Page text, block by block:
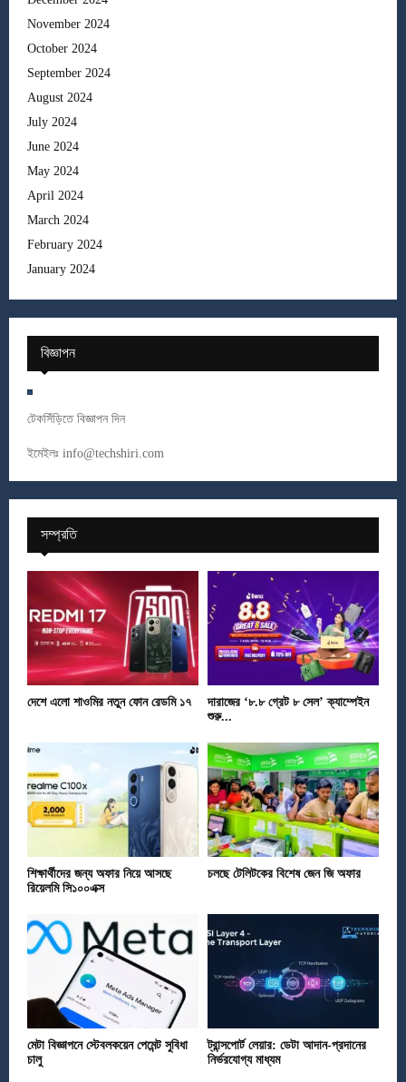
November 2024
October 2024
September 2024
August 2024
July 2024
June 2024
May 2024
April 2024
March 2024
February 2024
January 2024
বিজ্ঞাপন
টেকসিঁড়িতে বিজ্ঞাপন দিন
ইমেইলঃ info@techshiri.com
সম্প্রতি
দেশে এলো শাওমির নতুন ফোন রেডমি ১৭
দারাজের ‘৮.৮ গ্রেট ৮ সেল’ ক্যাম্পেইন
শুরু...
শিক্ষার্থীদের জন্য অফার নিয়ে আসছে
রিয়েলমি সি১০০এক্স
চলছে টেলিটকের বিশেষ জেন জি অফার
মেটা বিজ্ঞাপনে স্টেবলকয়েন পেমেন্ট সুবিধা
চালু
ট্রান্সপোর্ট লেয়ার: ডেটা আদান-প্রদানের
নির্ভরযোগ্য মাধ্যম